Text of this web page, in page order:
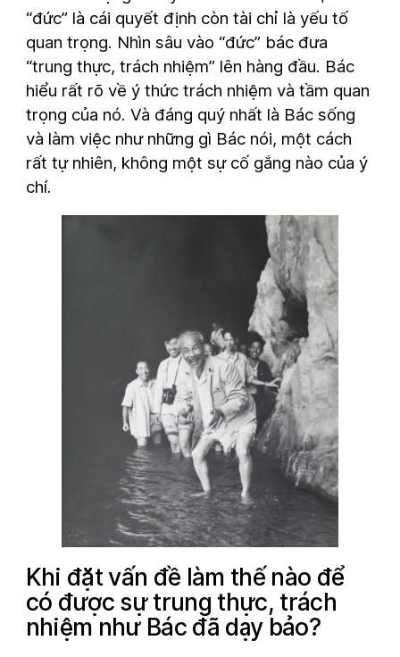
“đức” là cái quyết định còn tài chỉ là yếu tố
quan trọng. Nhìn sâu vào “đức” bác đưa
“trung thực, trách nhiệm” lên hàng đầu. Bác
hiểu rất rõ về ý thức trách nhiệm và tầm quan
trọng của nó. Và đáng quý nhất là Bác sống
và làm việc như những gì Bác nói, một cách
rất tự nhiên, không một sự cố gắng nào của ý
chí.
Khi đặt vấn đề làm thế nào để
có được sự trung thực, trách
nhiệm như Bác đã dạy bảo?